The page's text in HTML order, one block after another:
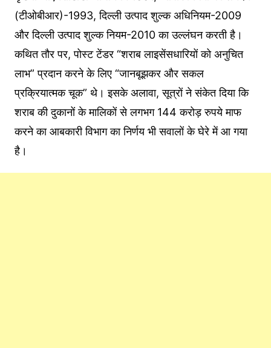
(टीओबीआर)-1993, दिल्ली उत्पाद शुल्क अधिनियम-2009
और दिल्ली उत्पाद शुल्क नियम-2010 का उल्लंघन करती है।
कथित तौर पर, पोस्ट टेंडर “शराब लाइसेंसधारियों को अनुचित
लाभ” प्रदान करने के लिए “जानबूझकर और सकल
प्रक्रियात्मक चूक” थे। इसके अलावा, सूत्रों ने संकेत दिया कि
शराब की दुकानों के मालिकों से लगभग 144 करोड़ रुपये माफ
करने का आबकारी विभाग का निर्णय भी सवालों के घेरे में आ गया
है।